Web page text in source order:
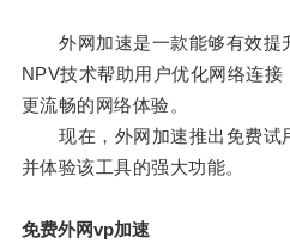
外网加速是一款能够有效提
NPV技术帮助用户优化网络连
更流畅的网络体验。
现在，外网加速推出免费试
并体验该工具的强大功能。
免费外网vp加速